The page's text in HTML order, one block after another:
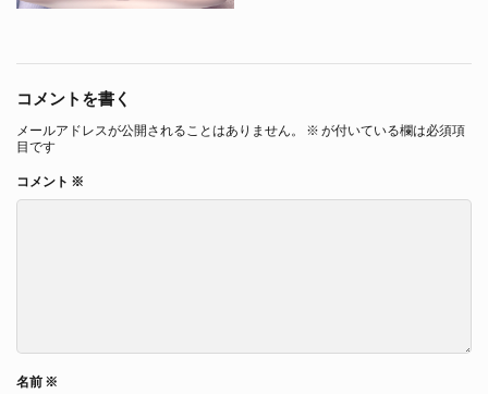
コメントを書く
メールアドレスが公開されることはありません。 ※ が付いている欄は必須項
目です
コメント ※
名前 ※